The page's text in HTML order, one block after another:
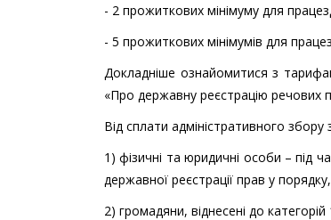
- 2 прожиткових мінімуму для
- 5 прожиткових мінімумів для
Докладніше ознайомитися з
«Про державну реєстрацію речових
Від сплати адміністративного збору
1) фізичні та юридичні особи – під
державної реєстрації прав у
2) громадяни, віднесені до